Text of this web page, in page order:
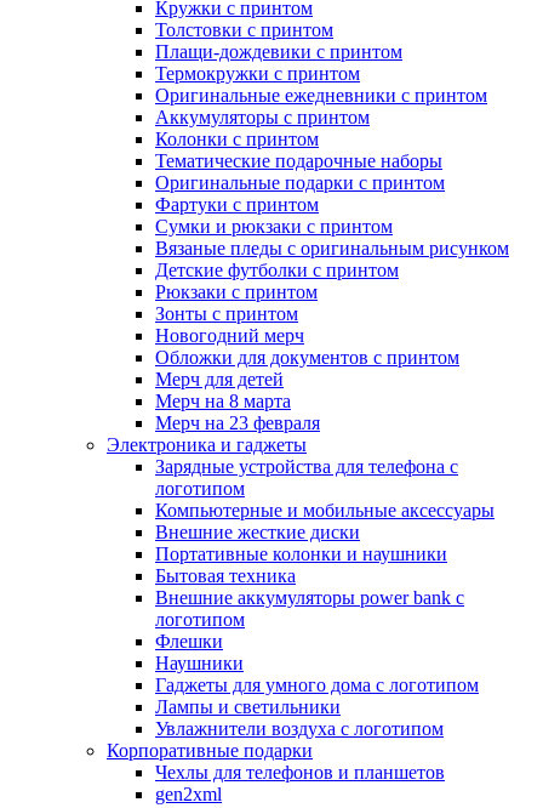
Кружки с принтом
Толстовки с принтом
Плащи-дождевики с принтом
Термокружки с принтом
Оригинальные ежедневники с принтом
Аккумуляторы с принтом
Колонки с принтом
Тематические подарочные наборы
Оригинальные подарки с принтом
Фартуки с принтом
Сумки и рюкзаки с принтом
Вязаные пледы с оригинальным рисунком
Детские футболки с принтом
Рюкзаки с принтом
Зонты с принтом
Новогодний мерч
Обложки для документов с принтом
Мерч для детей
Мерч на 8 марта
Мерч на 23 февраля
Электроника и гаджеты
Зарядные устройства для телефона с
логотипом
Компьютерные и мобильные аксессуары
Внешние жесткие диски
Портативные колонки и наушники
Бытовая техника
Внешние аккумуляторы power bank с
логотипом
Флешки
Наушники
Гаджеты для умного дома с логотипом
Лампы и светильники
Увлажнители воздуха с логотипом
Корпоративные подарки
Чехлы для телефонов и планшетов
gen2xml